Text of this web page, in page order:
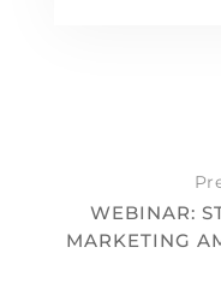
WEBINAR:
MARKETING